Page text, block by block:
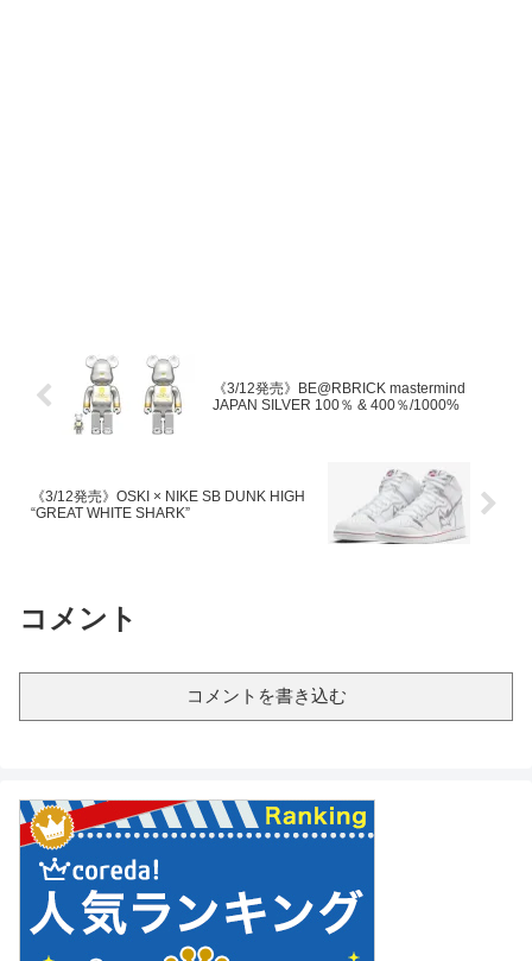
《3/12発売》BE@RBRICK mastermind
JAPAN SILVER 100％ & 400％/1000%
《3/12発売》OSKI × NIKE SB DUNK HIGH
“GREAT WHITE SHARK”
コメント
コメントを書き込む